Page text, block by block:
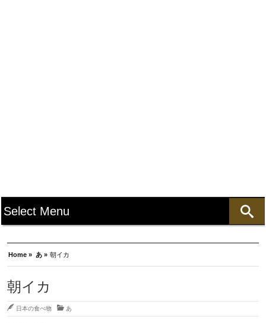
Home » あ » 朝イカ
朝イカ
日本の食べ物 あ